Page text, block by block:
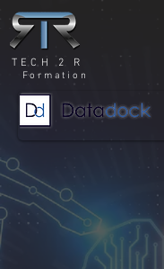
TECH 2 R
Formation